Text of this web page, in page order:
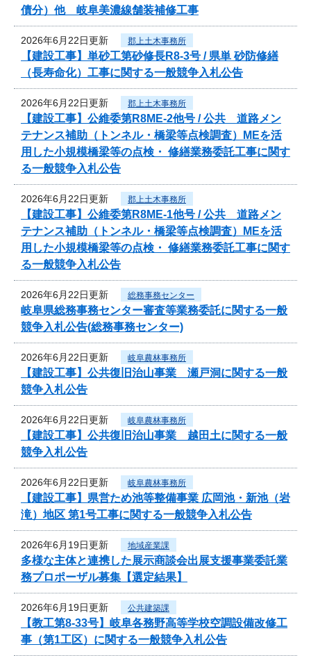
債分）他 岐阜美濃線舗装補修工事
2026年6月22日更新 郡上土木事務所
【建設工事】単砂工第砂修長R8-3号 / 県単 砂防修繕
（長寿命化）工事に関する一般競争入札公告
2026年6月22日更新 郡上土木事務所
【建設工事】公維委第R8ME-2他号 / 公共 道路メン
テナンス補助（トンネル・橋梁等点検調査）MEを活
用した小規模橋梁等の点検・ 修繕業務委託工事に関す
る一般競争入札公告
2026年6月22日更新 郡上土木事務所
【建設工事】公維委第R8ME-1他号 / 公共 道路メン
テナンス補助（トンネル・橋梁等点検調査）MEを活
用した小規模橋梁等の点検・ 修繕業務委託工事に関す
る一般競争入札公告
2026年6月22日更新 総務事務センター
岐阜県総務事務センター審査等業務委託に関する一般
競争入札公告(総務事務センター)
2026年6月22日更新 岐阜農林事務所
【建設工事】公共復旧治山事業 瀬戸洞に関する一般
競争入札公告
2026年6月22日更新 岐阜農林事務所
【建設工事】公共復旧治山事業 越田土に関する一般
競争入札公告
2026年6月22日更新 岐阜農林事務所
【建設工事】県営ため池等整備事業 広岡池・新池（岩
滝）地区 第1号工事に関する一般競争入札公告
2026年6月19日更新 地域産業課
多様な主体と連携した展示商談会出展支援事業委託業
務プロポーザル募集【選定結果】
2026年6月19日更新 公共建築課
【教工第8-33号】岐阜各務野高等学校空調設備改修工
事（第1工区）に関する一般競争入札公告